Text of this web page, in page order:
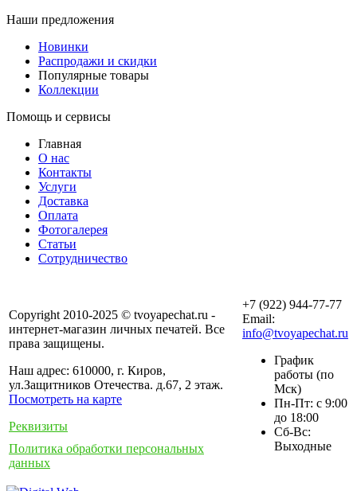
Наши предложения
Новинки
Распродажи и скидки
Популярные товары
Коллекции
Помощь и сервисы
Главная
О нас
Контакты
Услуги
Доставка
Оплата
Фотогалерея
Статьи
Сотрудничество
Copyright 2010-2025 © tvoyapechat.ru -
интернет-магазин личных печатей. Все
права защищены.
Наш адрес: 610000, г. Киров,
ул.Защитников Отечества. д.67, 2 этаж.
Посмотреть на карте
Реквизиты
Политика обработки персональных
данных
+7 (922) 944-77-77
Email:
info@tvoyapechat.ru
График
работы (по
Мск)
Пн-Пт: с 9:00
до 18:00
Сб-Вс:
Выходные